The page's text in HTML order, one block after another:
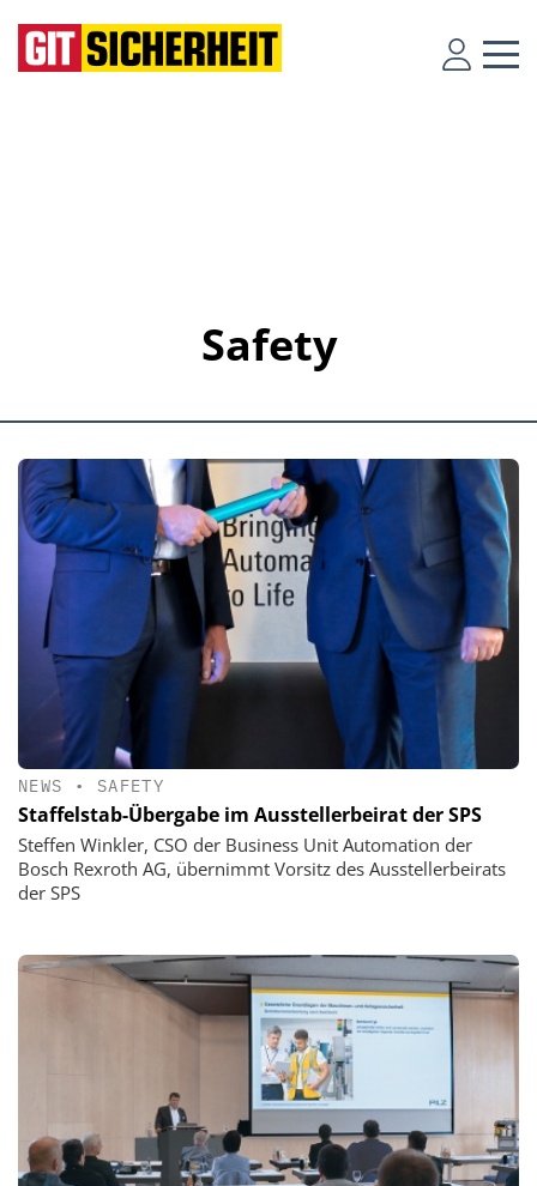
Safety
NEWS • SAFETY
Staffelstab-Übergabe im Ausstellerbeirat der SPS
Steffen Winkler, CSO der Business Unit Automation der
Bosch Rexroth AG, übernimmt Vorsitz des Ausstellerbeirats
der SPS